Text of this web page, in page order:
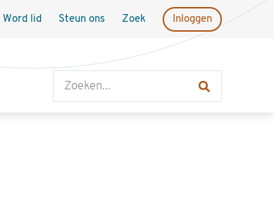
Word lid Steun ons Zoek Inloggen